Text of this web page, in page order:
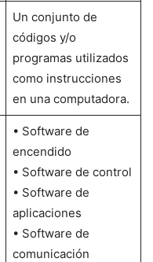
Un conjunto de
códigos y/o
programas utilizados
como instrucciones
en una computadora.
• Software de
encendido
• Software de control
• Software de
aplicaciones
• Software de
comunicación